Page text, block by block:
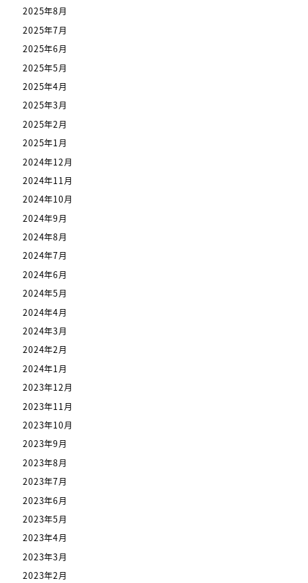
2025年8月
2025年7月
2025年6月
2025年5月
2025年4月
2025年3月
2025年2月
2025年1月
2024年12月
2024年11月
2024年10月
2024年9月
2024年8月
2024年7月
2024年6月
2024年5月
2024年4月
2024年3月
2024年2月
2024年1月
2023年12月
2023年11月
2023年10月
2023年9月
2023年8月
2023年7月
2023年6月
2023年5月
2023年4月
2023年3月
2023年2月